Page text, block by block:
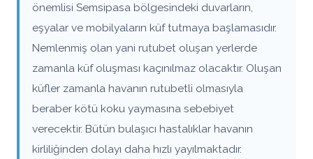
önemlisi Semsipasa bölgesindeki duvarların,
eşyalar ve mobilyaların küf tutmaya başlamasıdır.
Nemlenmiş olan yani rutubet oluşan yerlerde
zamanla küf oluşması kaçınılmaz olacaktır. Oluşan
küfler zamanla havanın rutubetli olmasıyla
beraber kötü koku yaymasına sebebiyet
verecektir. Bütün bulaşıcı hastalıklar havanın
kirliliğinden dolayı daha hızlı yayılmaktadır.